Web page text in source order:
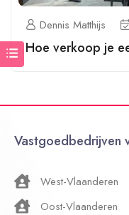
Dennis Matthijs
Hoe verkoop je
Vastgoedbedrijven
West-Vlaanderen
Oost-Vlaanderen